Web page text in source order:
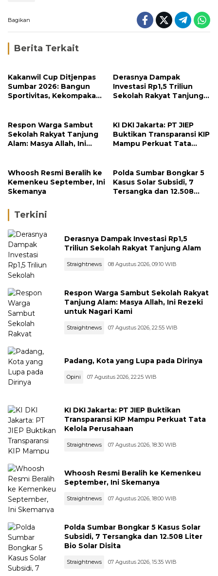
Bagikan
Berita Terkait
Kakanwil Cup Ditjenpas
Sumbar 2026: Bangun
Sportivitas, Kekompakan
Derasnya Dampak
Investasi Rp1,5 Triliun
Sekolah Rakyat Tanjung
Respon Warga Sambut
Sekolah Rakyat Tanjung
Alam: Masya Allah, Ini
KI DKI Jakarta: PT JIEP
Buktikan Transparansi KIP
Mampu Perkuat Tata
Whoosh Resmi Beralih ke
Kemenkeu September, Ini
Skemanya
Polda Sumbar Bongkar 5
Kasus Solar Subsidi, 7
Tersangka dan 12.508
Terkini
Derasnya Dampak Investasi Rp1,5
Triliun Sekolah Rakyat Tanjung Alam
Straightnews 08 Agustus 2026, 09:10 WIB
Respon Warga Sambut Sekolah Rakyat
Tanjung Alam: Masya Allah, Ini Rezeki
untuk Nagari Kami
Straightnews 07 Agustus 2026, 22:55 WIB
Padang, Kota yang Lupa pada Dirinya
Opini 07 Agustus 2026, 22:25 WIB
KI DKI Jakarta: PT JIEP Buktikan
Transparansi KIP Mampu Perkuat Tata
Kelola Perusahaan
Straightnews 07 Agustus 2026, 18:30 WIB
Whoosh Resmi Beralih ke Kemenkeu
September, Ini Skemanya
Straightnews 07 Agustus 2026, 18:00 WIB
Polda Sumbar Bongkar 5 Kasus Solar
Subsidi, 7 Tersangka dan 12.508 Liter
Bio Solar Disita
Straightnews 07 Agustus 2026, 15:35 WIB